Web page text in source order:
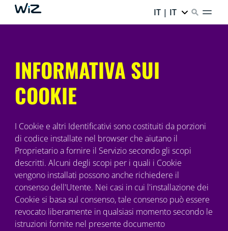
IT | IT
INFORMATIVA SUI
COOKIE
I Cookie e altri Identificativi sono costituiti da porzioni
di codice installate nel browser che aiutano il
Proprietario a fornire il Servizio secondo gli scopi
descritti. Alcuni degli scopi per i quali i Cookie
vengono installati possono anche richiedere il
consenso dell'Utente. Nei casi in cui l'installazione dei
Cookie si basa sul consenso, tale consenso può essere
revocato liberamente in qualsiasi momento secondo le
istruzioni fornite nel presente documento